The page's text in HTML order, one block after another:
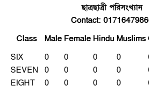
ছাত্রছাত্রী পরিসংখ্যান
Contact:
Class
Male Female Hindu Muslims
SIX
0 0 0 0
SEVEN 0 0 0 0
EIGHT
0 0 0 0